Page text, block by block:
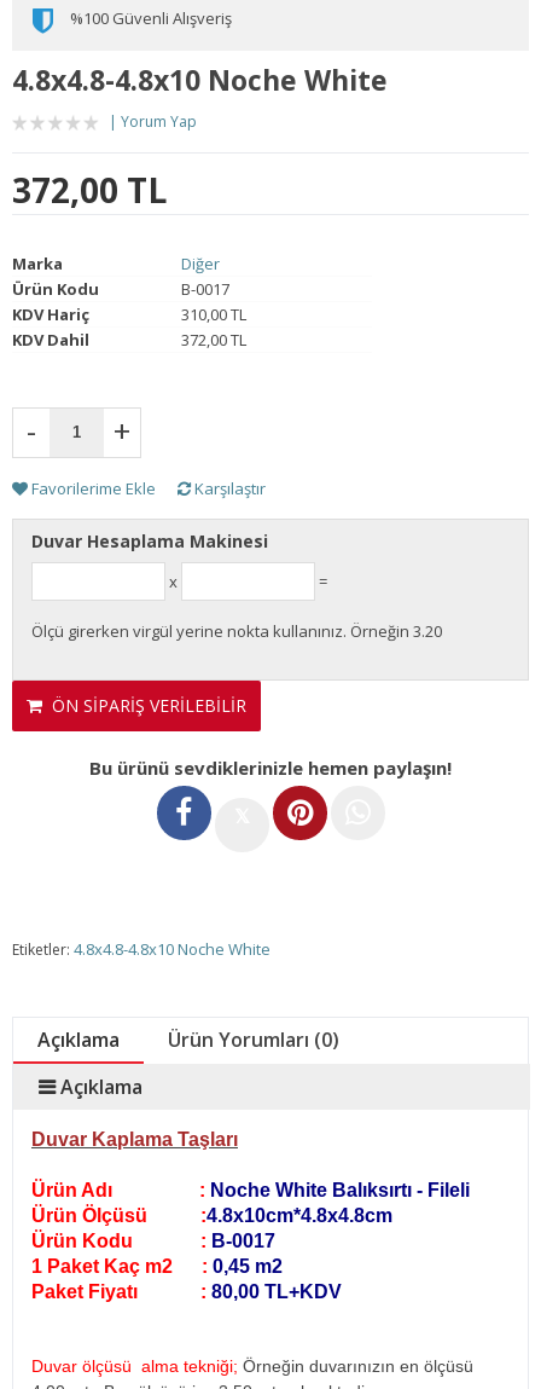
%100 Güvenli Alışveriş
4.8x4.8-4.8x10 Noche White
Yorum Yap
372,00 TL
Marka
Diğer
Ürün Kodu
B-0017
KDV Hariç
310,00 TL
KDV Dahil
372,00 TL
- +
Favorilerime Ekle Karşılaştır
Duvar Hesaplama Makinesi
x =
Ölçü girerken virgül yerine nokta kullanınız. Örneğin 3.20
ÖN SİPARİŞ VERİLEBİLİR
Bu ürünü sevdiklerinizle hemen paylaşın!
Etiketler: 4.8x4.8-4.8x10 Noche White
Açıklama
Ürün Yorumları (0)
Açıklama
Duvar Kaplama Taşları
Ürün Adı : Noche White Balıksırtı - Fileli
Ürün Ölçüsü :4.8x10cm*4.8x4.8cm
Ürün Kodu : B-0017
1 Paket Kaç m2 : 0,45 m2
Paket Fiyatı : 80,00 TL+KDV
Duvar ölçüsü alma tekniği; Örneğin duvarınızın en ölçüsü